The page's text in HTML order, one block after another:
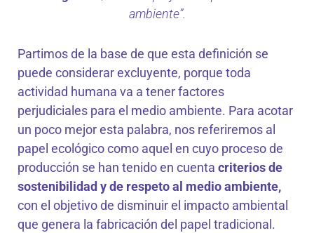
ambiente”.
Partimos de la base de que esta definición se
puede considerar excluyente, porque toda
actividad humana va a tener factores
perjudiciales para el medio ambiente. Para acotar
un poco mejor esta palabra, nos referiremos al
papel ecológico como aquel en cuyo proceso de
producción se han tenido en cuenta criterios de
sostenibilidad y de respeto al medio ambiente,
con el objetivo de disminuir el impacto ambiental
que genera la fabricación del papel tradicional.